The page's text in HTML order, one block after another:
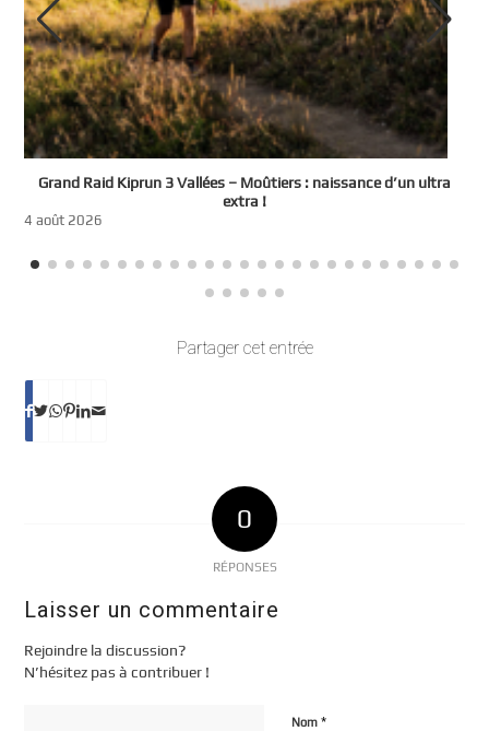
Grand Raid Kiprun 3 Vallées – Moûtiers : naissance d’un ultra
extra !
4 août 2026
Partager cet entrée
0
RÉPONSES
Laisser un commentaire
Rejoindre la discussion?
N’hésitez pas à contribuer !
Nom*